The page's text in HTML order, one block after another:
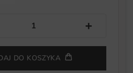
+
DO KOSZYKA